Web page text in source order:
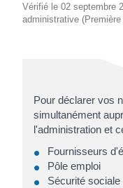
Vérifié le 02 septembre
administrative
Pour déclarer vos
simultanément
l'administration et
Fournisseurs
Pôle emploi
Sécurité